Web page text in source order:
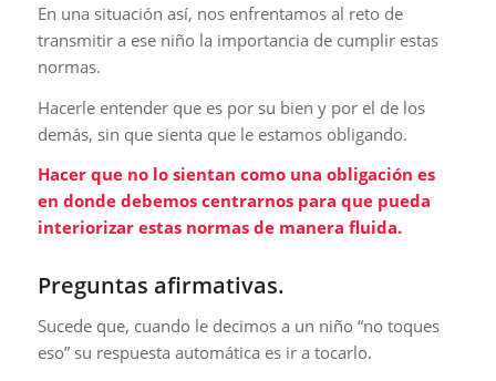
En una situación así, nos enfrentamos al reto de
transmitir a ese niño la importancia de cumplir estas
normas.
Hacerle entender que es por su bien y por el de los
demás, sin que sienta que le estamos obligando.
Hacer que no lo sientan como una obligación es
en donde debemos centrarnos para que pueda
interiorizar estas normas de manera fluida.
Preguntas afirmativas.
Sucede que, cuando le decimos a un niño “no toques
eso” su respuesta automática es ir a tocarlo.